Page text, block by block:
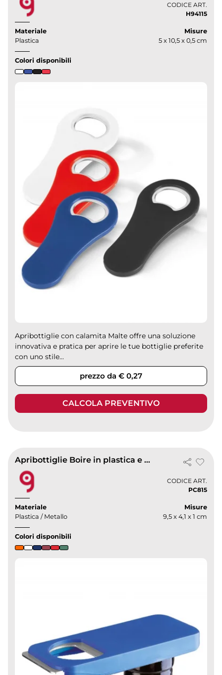
CODICE ART.
H94115
Materiale
Plastica
Misure
5 x 10,5 x 0,5 cm
Colori disponibili
Apribottiglie con calamita Malte offre una soluzione
innovativa e pratica per aprire le tue bottiglie preferite
con uno stile...
prezzo da € 0,27
CALCOLA PREVENTIVO
Apribottiglie Boire in plastica e metallo, stampa UV, 9,5 cm
CODICE ART.
PC815
Materiale
Plastica / Metallo
Misure
9,5 x 4,1 x 1 cm
Colori disponibili